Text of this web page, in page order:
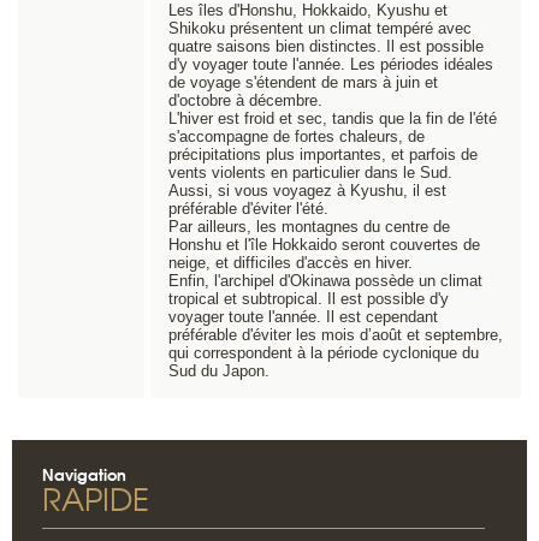
Les îles d'Honshu, Hokkaido, Kyushu et
Shikoku présentent un climat tempéré avec
quatre saisons bien distinctes. Il est possible
d'y voyager toute l'année. Les périodes idéales
de voyage s'étendent de mars à juin et
d'octobre à décembre.
L'hiver est froid et sec, tandis que la fin de l'été
s'accompagne de fortes chaleurs, de
précipitations plus importantes, et parfois de
vents violents en particulier dans le Sud.
Aussi, si vous voyagez à Kyushu, il est
préférable d'éviter l'été.
Par ailleurs, les montagnes du centre de
Honshu et l'île Hokkaido seront couvertes de
neige, et difficiles d'accès en hiver.
Enfin, l'archipel d'Okinawa possède un climat
tropical et subtropical. Il est possible d'y
voyager toute l'année. Il est cependant
préférable d'éviter les mois d’août et septembre,
qui correspondent à la période cyclonique du
Sud du Japon.
Navigation
RAPIDE